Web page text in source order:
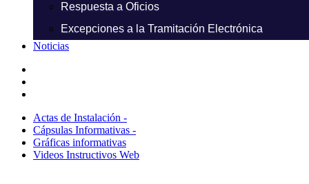
Respuesta a Oficios
Excepciones a la Tramitación Electrónica
Noticias
Actas de Instalación -
Cápsulas Informativas -
Gráficas informativas
Videos Instructivos Web